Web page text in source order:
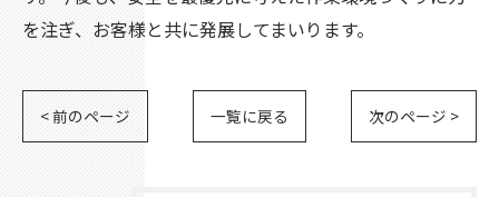
を注ぎ、お客様と共に発展してまいります。
< 前のページ 一覧に戻る 次のページ >